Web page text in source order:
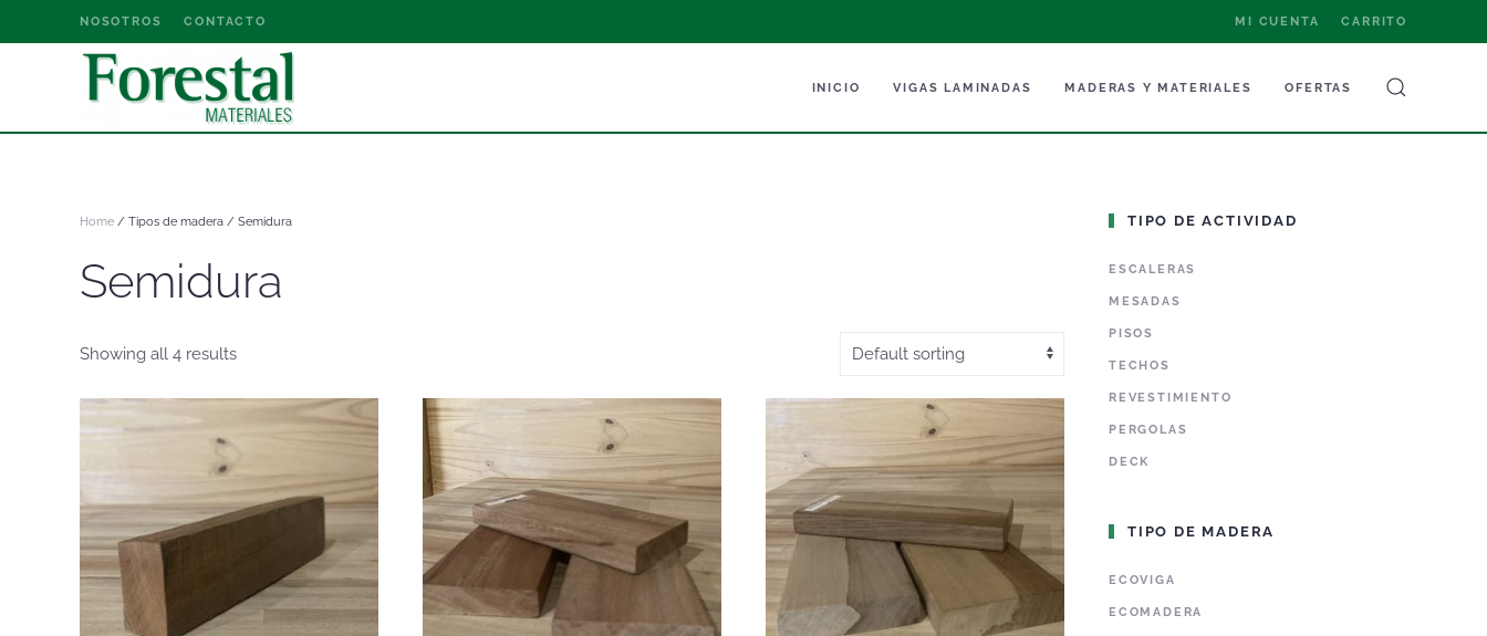
NOSOTROS CONTACTO MI CUENTA CARRITO
INICIO VIGAS LAMINADAS MADERAS Y MATERIALES OFERTAS
Home / Tipos de madera / Semidura
Semidura
Showing all 4 results
TIPO DE ACTIVIDAD
ESCALERAS
MESADAS
PISOS
TECHOS
REVESTIMIENTO
PERGOLAS
DECK
TIPO DE MADERA
ECOVIGA
ECOMADERA